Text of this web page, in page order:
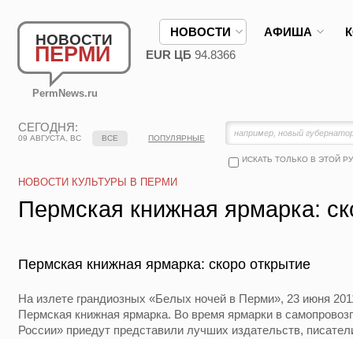
НОВОСТИ
ПЕРМИ
PermNews.ru
НОВОСТИ АФИША
EUR ЦБ 94.8366
СЕГОДНЯ:
09 АВГУСТА, ВС
ИСКАТЬ ТОЛЬКО В ЭТОЙ
ВСЕ ПОПУЛЯРНЫЕ
НОВОСТИ КУЛЬТУРЫ В ПЕРМИ
Пермская книжная ярмарка:
Пермская книжная ярмарка: скоро открытие
На излете грандиозных «Белых ночей в Перми», 23 июня
Пермская книжная ярмарка. Во время ярмарки в
России» приедут представили лучших издательств,